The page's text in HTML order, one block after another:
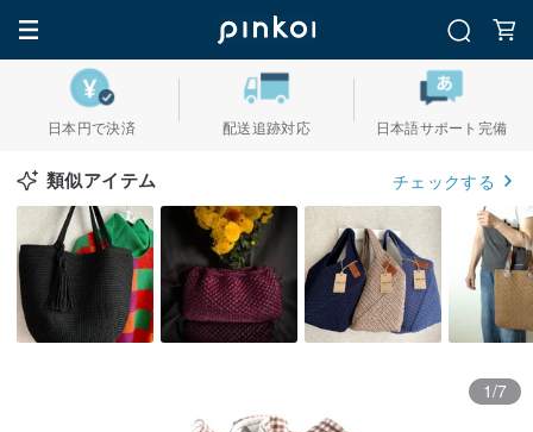
日本円で決済 配送追跡対応 日本語サポート完備
類似アイテム チェックする
1/7